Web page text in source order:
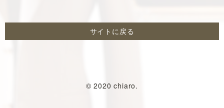
サイトに戻る
© 2020 chiaro.